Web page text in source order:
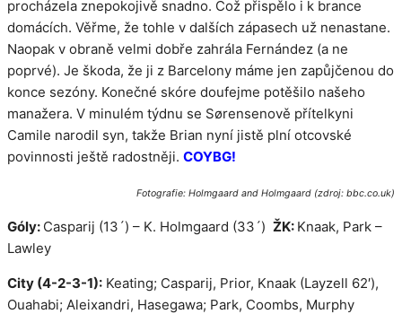
procházela znepokojivě snadno. Což přispělo i k brance
domácích. Věřme, že tohle v dalších zápasech už nenastane.
Naopak v obraně velmi dobře zahrála Fernández (a ne
poprvé). Je škoda, že ji z Barcelony máme jen zapůjčenou do
konce sezóny. Konečné skóre doufejme potěšilo našeho
manažera. V minulém týdnu se Sørensenově přítelkyni
Camile narodil syn, takže Brian nyní jistě plní otcovské
povinnosti ještě radostněji. COYBG!
Fotografie: Holmgaard and Holmgaard (zdroj: bbc.co.uk)
Góly: Casparij (13´) – K. Holmgaard (33´) ŽK: Knaak, Park –
Lawley
City (4-2-3-1): Keating; Casparij, Prior, Knaak (Layzell 62′),
Ouahabi; Aleixandri, Hasegawa; Park, Coombs, Murphy